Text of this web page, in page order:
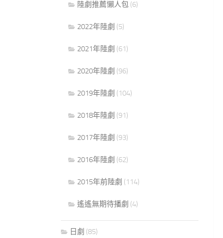
陸劇推薦懶人包 (6)
2022年陸劇 (5)
2021年陸劇 (61)
2020年陸劇 (96)
2019年陸劇 (104)
2018年陸劇 (91)
2017年陸劇 (93)
2016年陸劇 (62)
2015年前陸劇 (114)
遙遙無期待播劇 (4)
日劇 (85)